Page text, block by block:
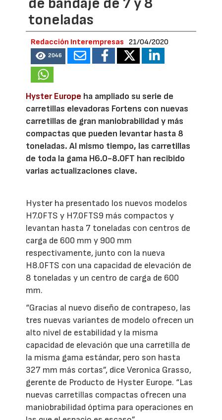
toneladas
Redacción Interempresas 21/04/2020
2046
Hyster Europe ha ampliado su serie de
carretillas elevadoras Fortens con nuevas
carretillas de gran maniobrabilidad y más
compactas que pueden levantar hasta 8
toneladas. Al mismo tiempo, las carretillas
de toda la gama H6.0-8.0FT han recibido
varias actualizaciones clave.
Hyster ha presentado los nuevos modelos
H7.0FTS y H7.0FTS9 más compactos y
levantan hasta 7 toneladas con centros de
carga de 600 mm y 900 mm
respectivamente, junto con la nueva
H8.0FTS con una capacidad de elevación de
8 toneladas y un centro de carga de 600
mm.
“Gracias al nuevo diseño de contrapeso, las
tres nuevas variantes de modelo ofrecen un
alto nivel de estabilidad y la misma
capacidad de elevación que una carretilla de
la misma gama estándar, pero son hasta
327 mm más cortas”, dice Veronica Grasso,
gerente de Producto de Hyster Europe. “Las
nuevas carretillas compactas ofrecen una
maniobrabilidad óptima para operaciones en